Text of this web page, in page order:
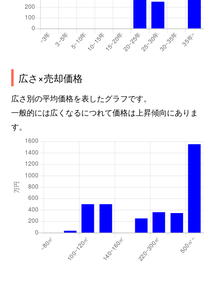
広さ×売却価格
広さ別の平均価格を表したグラフです。
一般的には広くなるにつれて価格は上昇傾向にありま
す。